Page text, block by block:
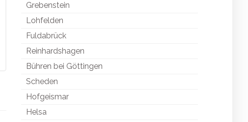
Grebenstein
Lohfelden
Fuldabrück
Reinhardshagen
Bühren bei Göttingen
Scheden
Hofgeismar
Helsa